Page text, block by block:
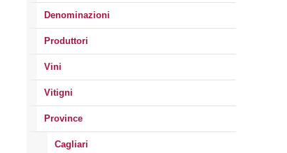
Denominazioni
Produttori
Vini
Vitigni
Province
Cagliari